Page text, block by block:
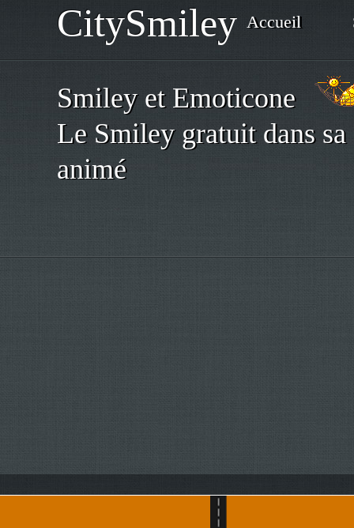
CitySmiley Accueil
Smiley et Emoticone
Le Smiley gratuit dans
animé